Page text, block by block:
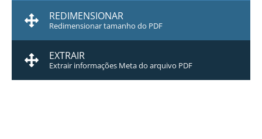
REDIMENSIONAR
Redimensionar tamanho do PDF
EXTRAIR
Extrair informações Meta do arquivo PDF